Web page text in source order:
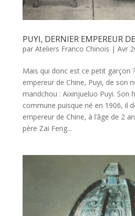
PUYI, DERNIER EMPEREUR
par Ateliers Franco Chinois | Avr
Mais qui donc est ce petit garçon
empereur de Chine, Puyi, de son
mandchou : Aixinjueluo Puyi. Son
commune puisque né en 1906, il
empereur de Chine, à l’âge de 2
père Zai Feng...